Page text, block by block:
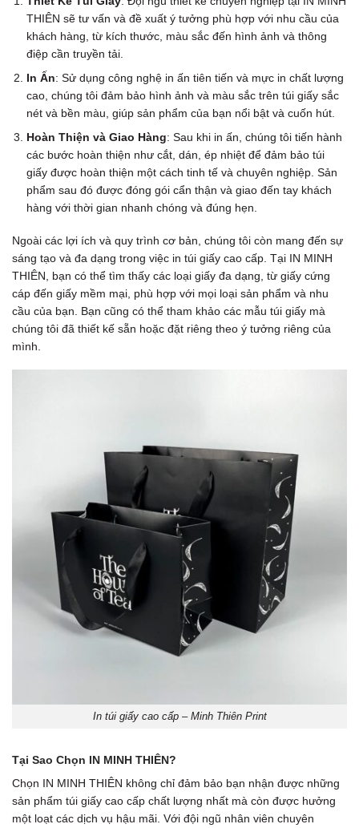
THIÊN sẽ tư vấn và đề xuất ý tưởng phù hợp với nhu cầu của
khách hàng, từ kích thước, màu sắc đến hình ảnh và thông
điệp cần truyền tải.
In Ấn: Sử dụng công nghệ in ấn tiên tiến và mực in chất lượng
cao, chúng tôi đảm bảo hình ảnh và màu sắc trên túi giấy sắc
nét và bền màu, giúp sản phẩm của bạn nổi bật và cuốn hút.
Hoàn Thiện và Giao Hàng: Sau khi in ấn, chúng tôi tiến hành
các bước hoàn thiện như cắt, dán, ép nhiệt để đảm bảo túi
giấy được hoàn thiện một cách tinh tế và chuyên nghiệp. Sản
phẩm sau đó được đóng gói cẩn thận và giao đến tay khách
hàng với thời gian nhanh chóng và đúng hẹn.
Ngoài các lợi ích và quy trình cơ bản, chúng tôi còn mang đến sự
sáng tạo và đa dạng trong việc in túi giấy cao cấp. Tại IN MINH
THIÊN, bạn có thể tìm thấy các loại giấy đa dạng, từ giấy cứng
cáp đến giấy mềm mại, phù hợp với mọi loại sản phẩm và nhu
cầu của bạn. Bạn cũng có thể tham khảo các mẫu túi giấy mà
chúng tôi đã thiết kế sẵn hoặc đặt riêng theo ý tưởng riêng của
mình.
In túi giấy cao cấp – Minh Thiên Print
Tại Sao Chọn IN MINH THIÊN?
Chọn IN MINH THIÊN không chỉ đảm bảo bạn nhận được những
sản phẩm túi giấy cao cấp chất lượng nhất mà còn được hưởng
một loạt các dịch vụ hậu mãi. Với đội ngũ nhân viên chuyên